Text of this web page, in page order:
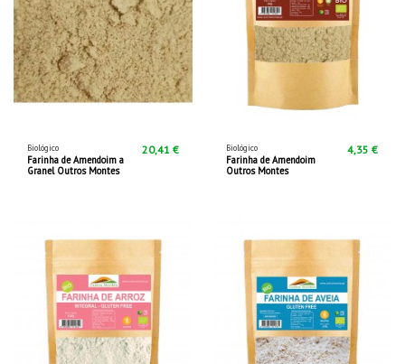
Biológico
Farinha de Amendoim a
Granel Outros Montes
20,41 € Biológico
Farinha de Amendoim
Outros Montes
4,35 €